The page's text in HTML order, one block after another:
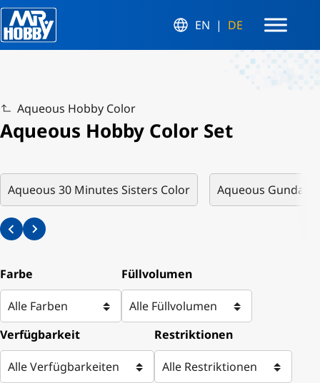
EN DE
Aqueous Hobby Color
Aqueous Hobby Color Set
Aqueous 30 Minutes Sisters Color Aqueous Gundam
Farbe Füllvolumen
Verfügbarkeit Restriktionen